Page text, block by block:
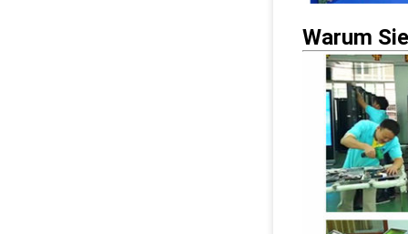
Warum